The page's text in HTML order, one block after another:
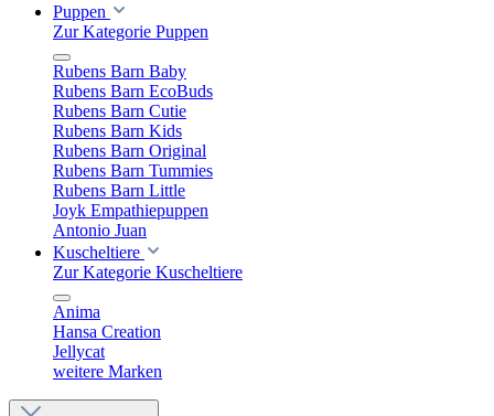
Puppen
Zur Kategorie Puppen
Rubens Barn Baby
Rubens Barn EcoBuds
Rubens Barn Cutie
Rubens Barn Kids
Rubens Barn Original
Rubens Barn Tummies
Rubens Barn Little
Joyk Empathiepuppen
Antonio Juan
Kuscheltiere
Zur Kategorie Kuscheltiere
Anima
Hansa Creation
Jellycat
weitere Marken